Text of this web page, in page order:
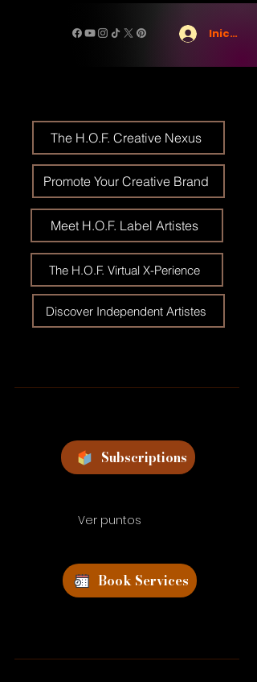
Iniciar
The H.O.F. Creative Nexus
Promote Your Creative Brand
Meet H.O.F. Label Artistes
The H.O.F. Virtual X-Perience
Discover Independent Artistes
Subscriptions
Ver puntos
Book Services